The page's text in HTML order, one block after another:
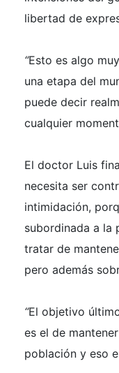
libertad de
“Esto es algo
una etapa del
puede decir
cualquier
El doctor Luis
necesita ser
intimidación,
subordinada a la
tratar de
pero además
“El objetivo
es el de
población y eso